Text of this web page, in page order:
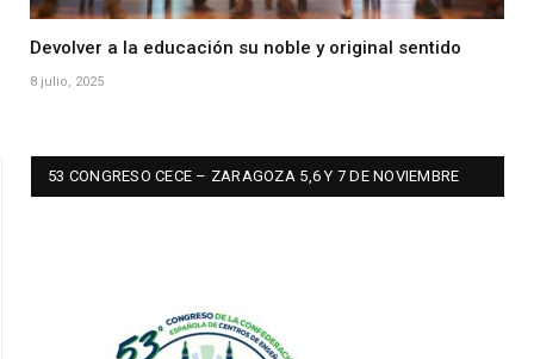
Devolver a la educación su noble y original sentido
8 julio, 2025
53 CONGRESO CECE – ZARAGOZA 5,6 Y 7 DE NOVIEMBRE